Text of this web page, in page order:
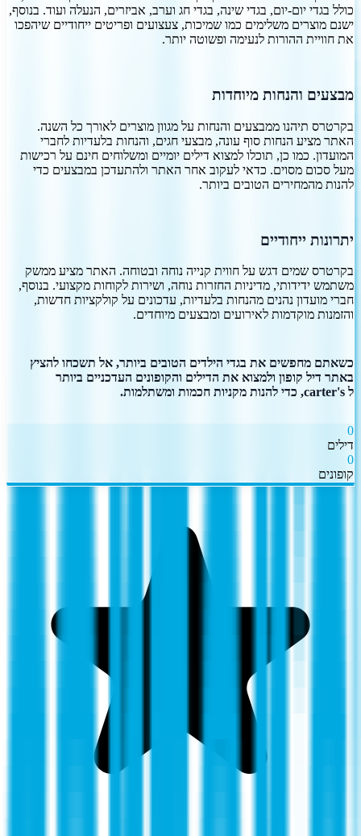
כולל בגדי יום-יום, בגדי שינה, בגדי חג וערב, אביזרים, הנעלה ועוד. בנוסף,
ישנם מוצרים משלימים כמו שמיכות, צעצועים ופריטים ייחודיים שיהפכו
את חוויית ההורות לנעימה ופשוטה יותר.
מבצעים והנחות מיוחדות
בקרטרס תיהנו ממבצעים והנחות על מגוון מוצרים לאורך כל השנה.
האתר מציע הנחות סוף עונה, מבצעי חגים, והנחות בלעדיות לחברי
המועדון. כמו כן, תוכלו למצוא דילים יומיים ומשלוחים חינם על רכישות
מעל סכום מסוים. כדאי לעקוב אחר האתר ולהתעדכן במבצעים כדי
להנות מהמחירים הטובים ביותר.
יתרונות ייחודיים
בקרטרס שמים דגש על חווית קנייה נוחה ובטוחה. האתר מציע ממשק
משתמש ידידותי, מדיניות החזרות נוחה, ושירות לקוחות מקצועי. בנוסף,
חברי מועדון נהנים מהנחות בלעדיות, עדכונים על קולקציות חדשות,
והזמנות מוקדמות לאירועים ומבצעים מיוחדים.
כשאתם מחפשים את בגדי הילדים הטובים ביותר, אל תשכחו להציץ
באתר דיל קופון ולמצוא את הדילים והקופונים העדכניים ביותר
ל carter's, כדי להנות מקניות חכמות ומשתלמות.
0
דילים
0
קופונים